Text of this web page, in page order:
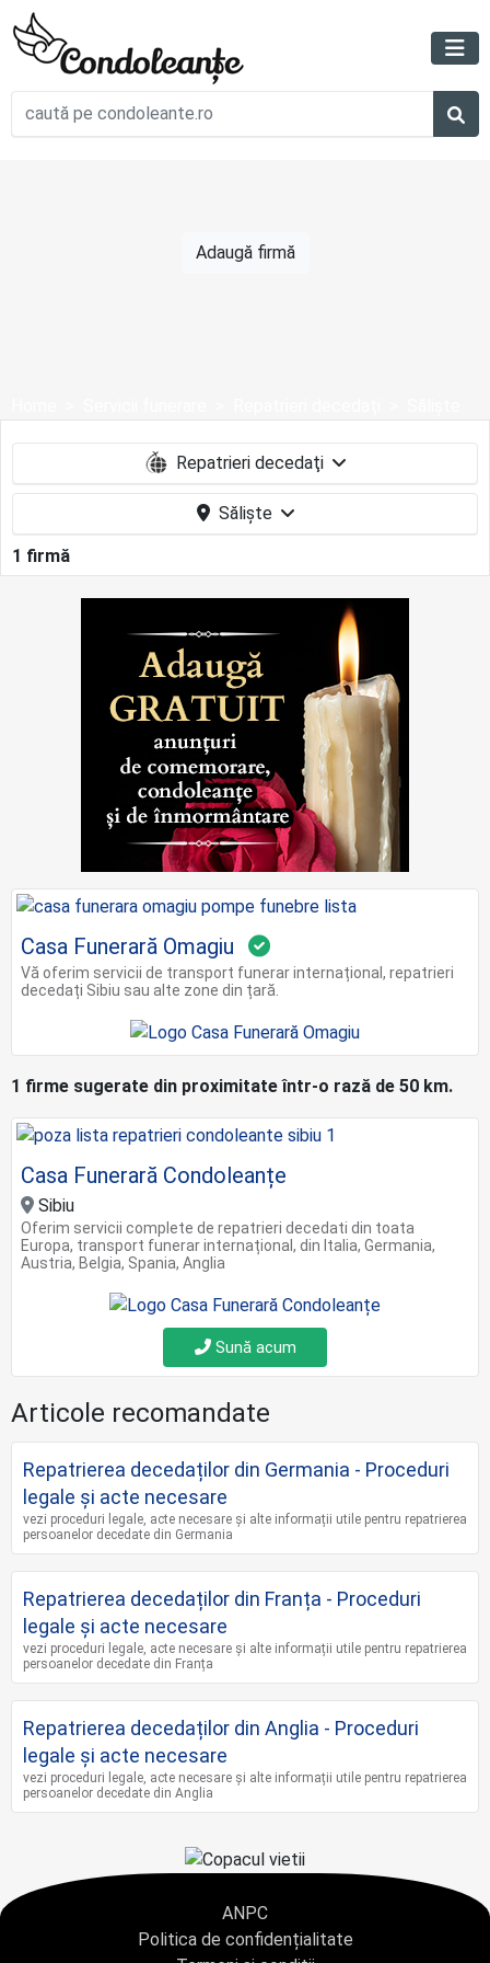
Adaugă firmă
1 firmă
Casa Funerară Omagiu
Vă oferim servicii de transport funerar internațional, repatrieri
decedați Sibiu sau alte zone din țară.
1 firme sugerate din proximitate într-o rază de 50 km.
Casa Funerară Condoleanțe
Sibiu
Oferim servicii complete de repatrieri decedati din toata
Europa, transport funerar internațional, din Italia, Germania,
Austria, Belgia, Spania, Anglia
Sună acum
Articole recomandate
Repatrierea decedaților din Germania - Proceduri
legale și acte necesare
vezi proceduri legale, acte necesare și alte informații utile pentru repatrierea
persoanelor decedate din Germania
Repatrierea decedaților din Franța - Proceduri
legale și acte necesare
vezi proceduri legale, acte necesare și alte informații utile pentru repatrierea
persoanelor decedate din Franța
Repatrierea decedaților din Anglia - Proceduri
legale și acte necesare
vezi proceduri legale, acte necesare și alte informații utile pentru repatrierea
persoanelor decedate din Anglia
ANPC
Politica de confidențialitate